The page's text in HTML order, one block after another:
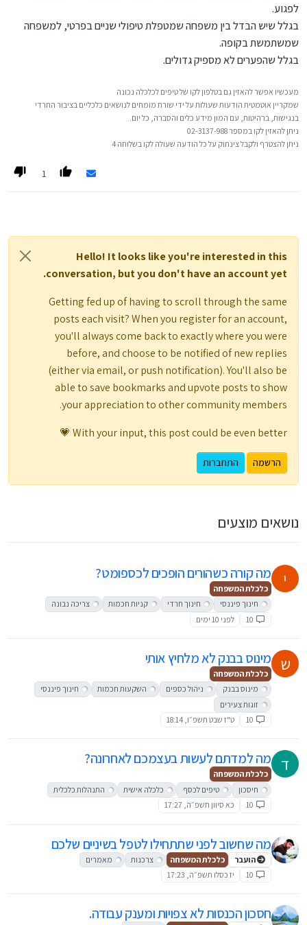
לפגוע.
בגלל שיש הבדל בין משפחה שמטפלת טיפולי שניים בפרטי, למשפחה
שמשתמשת בקופה.
בגלל שהפערים לא מספיק גדולים.
מעכשיו אפשר להאזין גם בטלפון לקו של טיפים לכלכלה נכונה
שמקריין אוטמטית הודעות שעולות על ידי שורת מומחים לנושאים כלכליים בציבור החרדי
בנגישות, ברהיטות, עם המון מידע כלים והסברה, כל יום.
ניתן להאזין לקו במספר 02-3137-988
ניתן להצטרף ולקבל צינתוק על כל הודעה שעולה לקו בשלוחה 4
1
Hello! It looks like you're interested in this
conversation, but you don't have an account yet.
Getting fed up of having to scroll through the same
posts each visit? When you register for an account,
you'll always come back to exactly where you were
before, and choose to be notified of new replies
(either via email, or push notification). You'll also be
able to save bookmarks and upvote posts to show
your appreciation to other community members.
With your input, this post could be even better 💗
הרשמה התחברות
נושאים מוצעים
י מה קורה כשהורים הופכים לכספומט?
כלכלת המשפחה
חינוך פיננסי
חינוך חרדי קניות חכמות
צריכה נבונה
10
לפני 10 ימים
ש מינוס בבנק לא מלחיץ אותי
כלכלת המשפחה
מינוס בבנק
ניהול כספים השקעות חכמות
חינוך פיננסי
זוגות צעירים
10
ט"ז שבט תשפ״ו, 18:14
ד מה למדתם לעשות בעצמכם לאחרונה?
כלכלת המשפחה
חיסכון
טיפים לכסף כלכלה אישית
התנהלות כלכלית
10
כא סיוון תשפ״ה, 17:27
מה שחשוב לפני שתתחילו לטפל בשיניים שלכם
הועבר כלכלת המשפחה צרכנות
מאמרים
10
יז כסלו תשפ״ה, 17:23
חסכון הכנסות לא צפויות ומענק עבודה.